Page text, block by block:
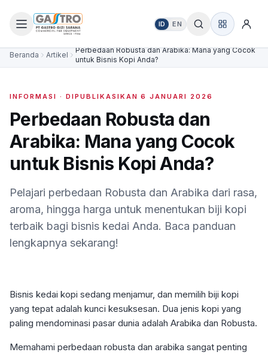
ID EN
Beranda Artikel
Perbedaan Robusta dan Arabika: Mana yang Cocok
untuk Bisnis Kopi Anda?
INFORMASI · DIPUBLIKASIKAN6 JANUARI 2026
Perbedaan Robusta dan
Arabika: Mana yang Cocok
untuk Bisnis Kopi Anda?
Pelajari perbedaan Robusta dan Arabika dari rasa,
aroma, hingga harga untuk menentukan biji kopi
terbaik bagi bisnis kedai Anda. Baca panduan
lengkapnya sekarang!
Bisnis kedai kopi sedang menjamur, dan memilih biji kopi
yang tepat adalah kunci kesuksesan. Dua jenis kopi yang
paling mendominasi pasar dunia adalah Arabika dan Robusta.
Memahami perbedaan robusta dan arabika sangat penting